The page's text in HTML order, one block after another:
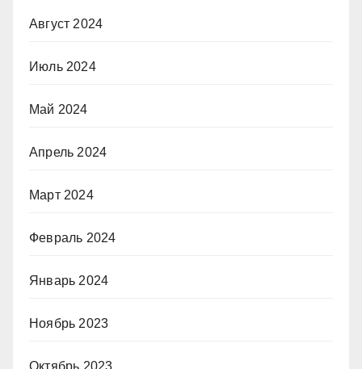
Август 2024
Июль 2024
Май 2024
Апрель 2024
Март 2024
Февраль 2024
Январь 2024
Ноябрь 2023
Октябрь 2023